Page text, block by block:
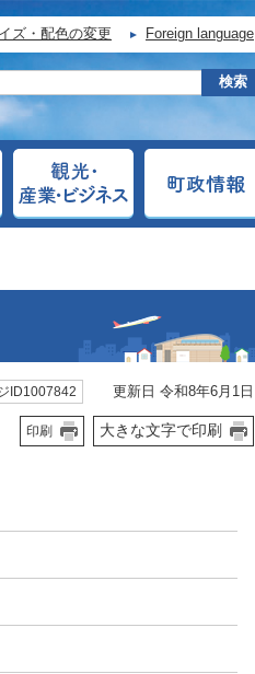
ズ・配色の変更 Foreign language
ID1007842 更新日 令和8年6月1日
印刷 大きな文字で印刷